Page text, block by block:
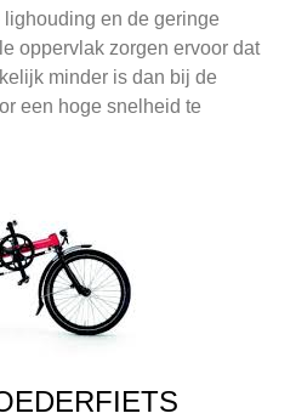
en de geringe
oppervlak zorgen ervoor dat
minder is dan bij de
een hoge snelheid te